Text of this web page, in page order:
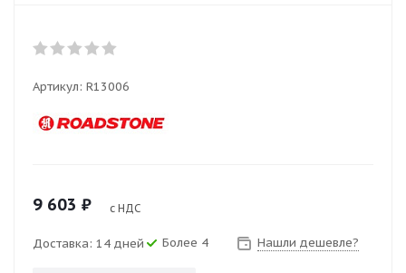
Артикул: R13006
9 603 ₽ с НДС
Доставка: 14 дней Более 4 Нашли дешевле?